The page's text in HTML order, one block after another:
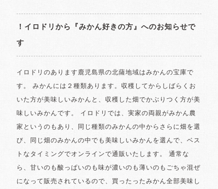
！イロドリから『みかん好きの方』へのお知らせで
す
イロドリのあります鹿児島県の北薩地域はみかんの宝庫で
す。 みかんには２種類あります。収穫してからしばらくお
いた方が美味しいみかんと、収穫した畑でかぶりつく方が美
味しいみかんです。 イロドリでは、実家の両親がみかん農
家というのもあり、同じ種類のみかんの中からさらに畑を選
び、同じ畑のみかんの中でも美味しいみかんを選んで、ベス
トなタイミングでオンラインで通販いたします。 通常な
ら、甘いのも酸っぱいのも味が濃いのも薄いのもごちゃ混ぜ
になって販売されているので、買ったったみかん全部美味し